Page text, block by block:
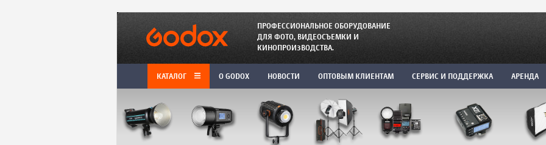
ПРОФЕССИОНАЛЬНОЕ ОБОРУДОВАНИЕ
ДЛЯ ФОТО, ВИДЕОСЪЕМКИ И
КИНОПРОИЗВОДСТВА.
КАТАЛОГ O GODOX НОВОСТИ ОПТОВЫМ КЛИЕНТАМ СЕРВИС И ПОДДЕРЖКА АРЕНДА